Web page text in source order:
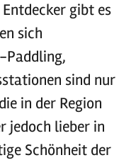
gibt es
sich
Paddling,
sind nur
in der Region
jedoch lieber in
Schönheit der